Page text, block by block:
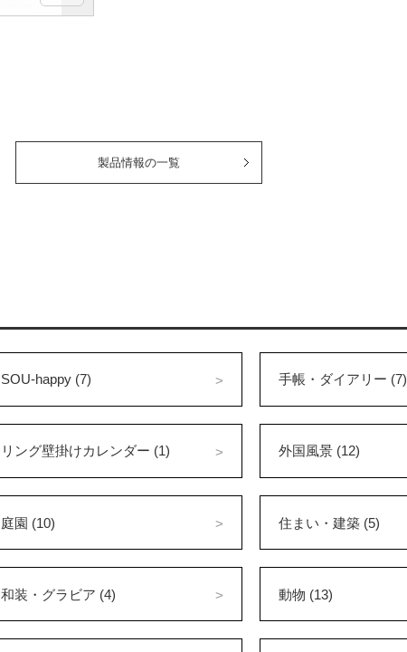
製品情報の一覧
SOU-happy (7) 手帳・ダイアリー (7)
リング壁掛けカレンダー (1) 外国風景 (12)
庭園 (10) 住まい・建築 (5)
和装・グラビア (4) 動物 (13)